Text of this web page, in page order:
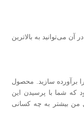
می‌توانید به بالاترین
برآورده سازید. محصول
که شما با پرسیدن این
من بیشتر به چه کسانی